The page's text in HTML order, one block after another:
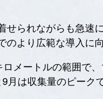
せられながらも急
より広範な導入に
メートルの範囲で
月は収集量のピー